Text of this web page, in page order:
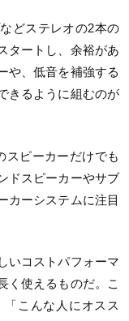
どステレオの2本の
タートし、余裕があ
や、低音を補強する
きるように組むのが
スピーカーだけでも
ドスピーカーやサブ
カーシステムに注目
いコストパフォーマ
く使えるものだ。こ
こんな人にオスス